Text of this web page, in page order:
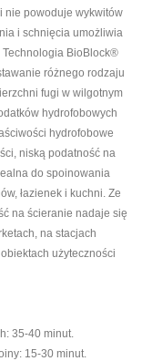
nie powoduje wykwitów
i schnięcia umożliwia
BioBlock®
różnego rodzaju
fugi w wilgotnym
hydrofobowych
hydrofobowe
niską podatność na
do spoinowania
łazienek i kuchni. Ze
na ścieranie nadaje się
na stacjach
użyteczności
35-40 minut.
15-30 minut.